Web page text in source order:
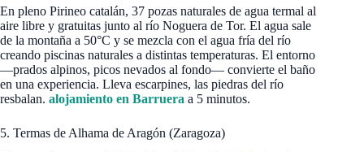
En pleno Pirineo catalán, 37 pozas naturales de agua termal al
aire libre y gratuitas junto al río Noguera de Tor. El agua sale
de la montaña a 50°C y se mezcla con el agua fría del río
creando piscinas naturales a distintas temperaturas. El entorno
—prados alpinos, picos nevados al fondo— convierte el baño
en una experiencia. Lleva escarpines, las piedras del río
resbalan. alojamiento en Barruera a 5 minutos.
5. Termas de Alhama de Aragón (Zaragoza)